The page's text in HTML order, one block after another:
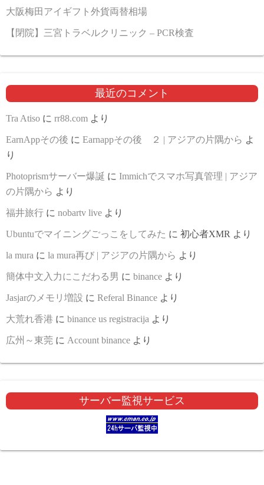
大阪梅田アイギフト外貨両替相場
【閉院】三宮トラベルクリニック – PCR検査
最近のコメント
Tra Atiso に rr88.com より
EarnAppその後 に Earnappその後 ２ | アジアの片隅から よ
り
Photoprismサーバー爆誕 に Immichでスマホ写真管理 | アジア
の片隅から より
福井旅行 に nobartv live より
Ubuntuでマイニングごっこをしてみた に 初心者XMR より
la mura に la mura再び | アジアの片隅から より
簡体中文入力にこだわる男 に binance より
Jasjarのメモリ増設 に Referal Binance より
大荒れ香港 に binance us registracija より
広州～東莞 に Account binance より
サーバー監視サービス